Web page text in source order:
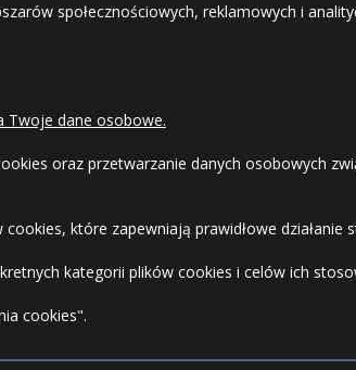
społecznościowych, reklamowych i
Twoje dane osobowe.
oraz przetwarzanie danych osobowych
które zapewniają prawidłowe działanie
kategorii plików cookies i celów ich
cookies".